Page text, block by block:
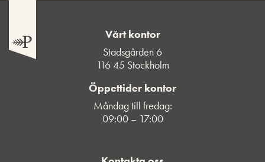
Vårt kontor
Stadsgården 6
116 45 Stockholm
Öppettider kontor
Måndag till fredag:
09:00 – 17:00